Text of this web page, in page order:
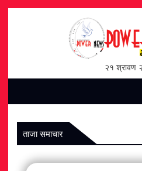
२१ श्रावण
समाचार
ताजा समाचार